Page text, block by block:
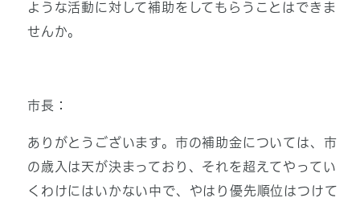
ような活動に対して補助をしてもらうことはできま
せんか。
市長：
ありがとうございます。市の補助金については、市
の歳入は天が決まっており、それを超えてやってい
くわけにはいかない中で、やはり優先順位はつけて